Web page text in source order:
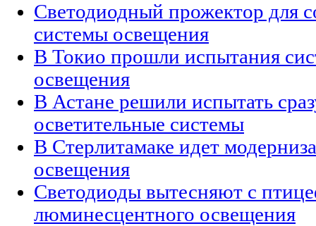
Светодиодный прожектор для
системы освещения
В Токио прошли испытания
освещения
В Астане решили испытать
осветительные системы
В Стерлитамаке идет
освещения
Светодиоды вытесняют c
люминесцентного освещения